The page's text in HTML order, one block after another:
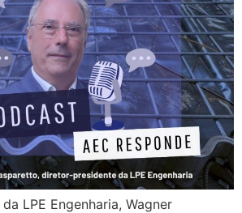
LPE Engenharia, Wagner